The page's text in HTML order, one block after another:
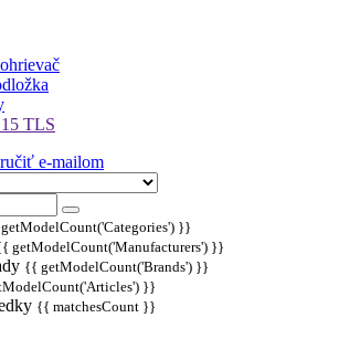
TLS
e-mailom
}}
getModelCount('Manufacturers') }}
{{ getModelCount('Brands') }}
}}
{{ matchesCount }}